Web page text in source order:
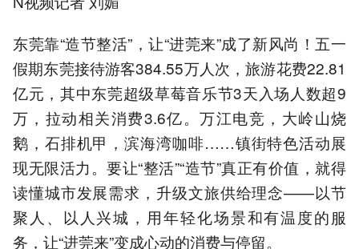
东莞靠“造节整活”，让“进莞来”成了新风尚！五一
假期东莞接待游客384.55万人次，旅游花费22.81
亿元，其中东莞超级草莓音乐节3天入场人数超9
万，拉动相关消费3.6亿。万江电竞，大岭山烧
鹅，石排机甲，滨海湾咖啡……镇街特色活动展
现无限活力。要让“整活”“造节”真正有价值，就得
读懂城市发展需求，升级文旅供给理念——以节
聚人、以人兴城，用年轻化场景和有温度的服
务，让“进莞来”变成心动的消费与停留。